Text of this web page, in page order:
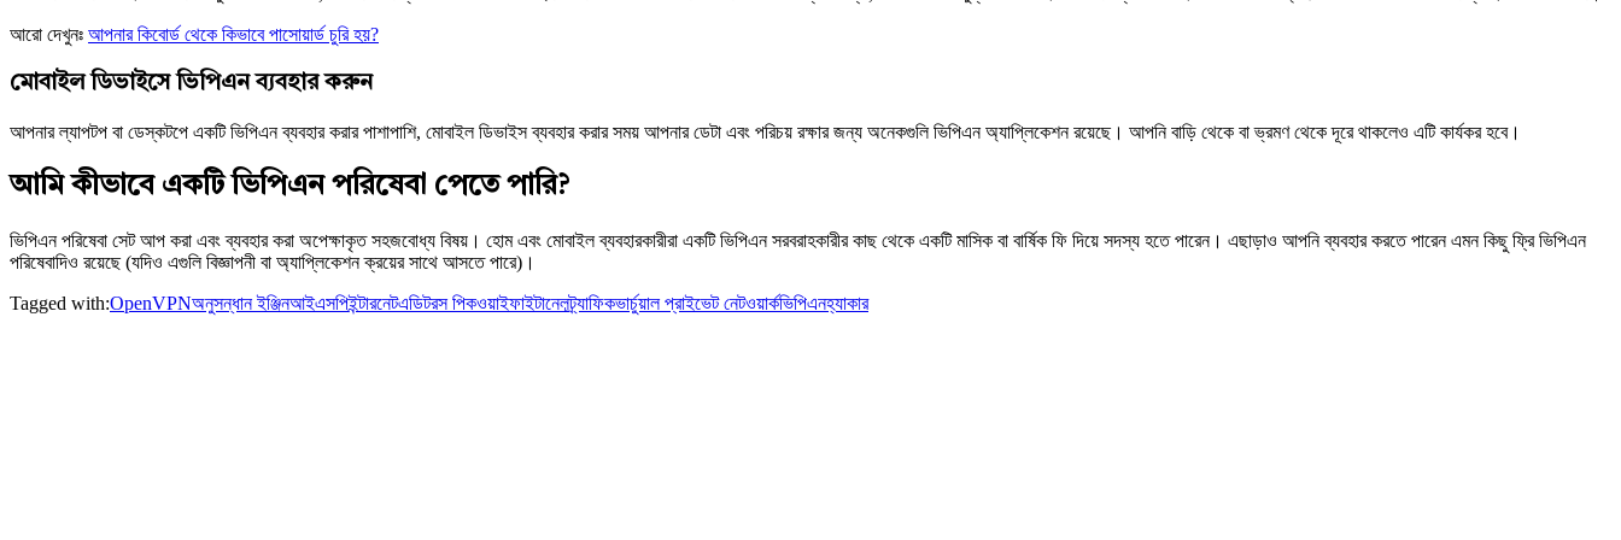
আরো দেখুনঃ আপনার কিবোর্ড থেকে কিভাবে পাসোয়ার্ড চুরি হয়?
মোবাইল ডিভাইসে ভিপিএন ব্যবহার করুন
আপনার ল্যাপটপ বা ডেস্কটপে একটি ভিপিএন ব্যবহার করার পাশাপাশি, মোবাইল ডিভাইস ব্যবহার করার সময় আপনার ডেটা এবং পরিচয় রক্ষার জন্য অনেকগুলি ভিপিএন অ্যাপ্লিকেশন রয়েছে। আপনি বাড়ি থেকে বা ভ্রমণ থেকে দূরে থাকলেও এটি কার্যকর হবে।
আমি কীভাবে একটি ভিপিএন পরিষেবা পেতে পারি?
ভিপিএন পরিষেবা সেট আপ করা এবং ব্যবহার করা অপেক্ষাকৃত সহজবোধ্য বিষয়। হোম এবং মোবাইল ব্যবহারকারীরা একটি ভিপিএন সরবরাহকারীর কাছ থেকে একটি মাসিক বা বার্ষিক ফি দিয়ে সদস্য হতে পারেন। এছাড়াও আপনি ব্যবহার করতে পারেন এমন কিছু ফ্রি ভিপিএন
পরিষেবাদিও রয়েছে (যদিও এগুলি বিজ্ঞাপনী বা অ্যাপ্লিকেশন ক্রয়ের সাথে আসতে পারে)।
Tagged with:OpenVPNঅনুসন্ধান ইঞ্জিনআইএসপিইন্টারনেটএডিটরস পিকওয়াইফাইটানেলট্র্যাফিকভার্চুয়াল প্রাইভেট নেটওয়ার্কভিপিএনহ্যাকার